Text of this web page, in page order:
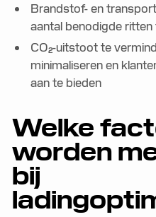
Brandstof- en
aantal benodigde
CO₂-uitstoot te
minimaliseren en
aan te bieden
Welke
worden
bij